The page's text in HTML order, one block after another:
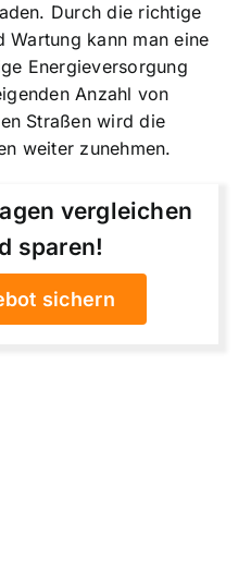
Durch die richtige
Wartung kann man eine
Energieversorgung
Anzahl von
Straßen wird die
weiter zunehmen.
vergleichen
sparen!
sichern